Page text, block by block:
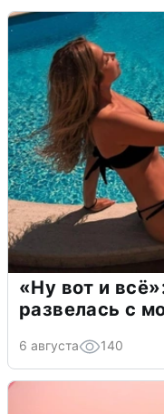
«Ну вот и
развелась с
6 августа 140